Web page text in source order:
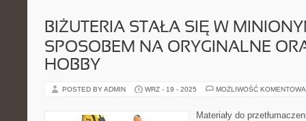
BIŻUTERIA STAŁA SIĘ W
SPOSOBEM NA ORYGINALNE
HOBBY
POSTED BY ADMIN WRZ - 19 - 2025 MOŻLIWOŚĆ
Materiały do